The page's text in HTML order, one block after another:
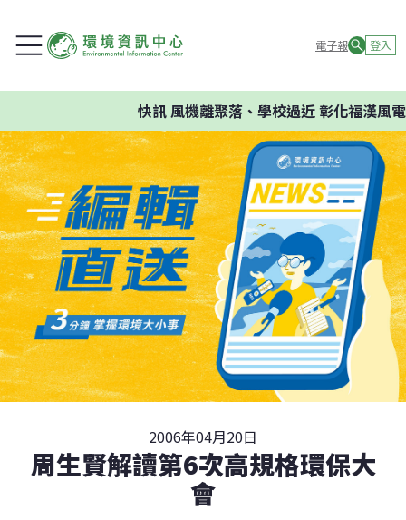
電子報 登入
快訊風機離聚落、學校過近 彰化福漢風電
2006年04月20日
周生賢解讀第6次高規格環保大
會